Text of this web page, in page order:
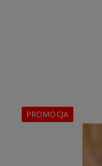
PROMOCJA